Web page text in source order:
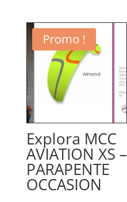
Promo !
Explora MCC
AVIATION XS –
PARAPENTE
OCCASION